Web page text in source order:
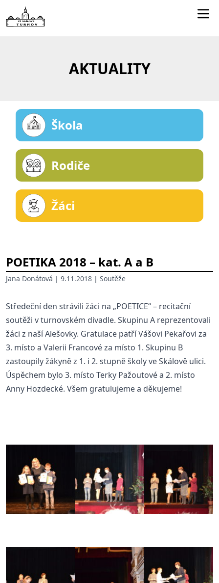
Kontakty
AKTUALITY
Škola
Rodiče
Žáci
POETIKA 2018 – kat. A a B
Jana Donátová | 9.11.2018 | Soutěže
Středeční den strávili žáci na „POETICE“ – recitační
soutěži v turnovském divadle. Skupinu A reprezentovali
žáci z naší Alešovky. Gratulace patří Vášovi Pekařovi za
3. místo a Valerii Francové za místo 1. Skupinu B
zastoupily žákyně z 1. i 2. stupně školy ve Skálově ulici.
Úspěchem bylo 3. místo Terky Pažoutové a 2. místo
Anny Hozdecké. Všem gratulujeme a děkujeme!